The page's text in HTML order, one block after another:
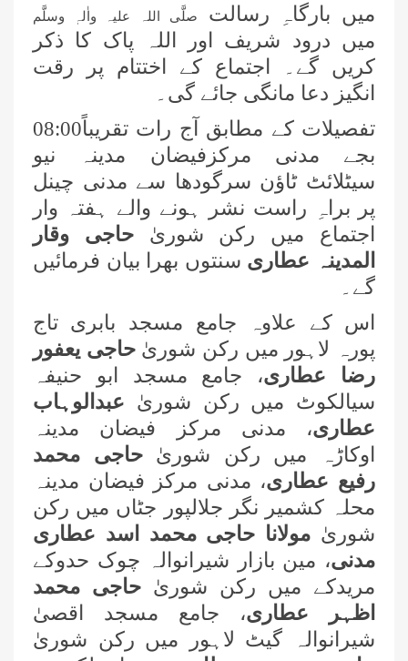
میں بارگاہِ رسالت
صلَّی اللہ علیہ واٰلہٖ وسلَّم
میں درود شریف اور اللہ پاک کا ذکر
کریں گے۔ اجتماع کے اختتام پر رقت
انگیز دعا مانگی جائے گی۔
تفصیلات کے مطابق آج رات تقریباً08:00
بجے مدنی مرکزفیضان مدینہ نیو
سیٹلائٹ ٹاؤن سرگودھا سے مدنی چینل
پر براہِ راست نشر ہونے والے ہفتہ وار
اجتماع میں رکن شوریٰحاجی وقار
المدینہ عطاری سنتوں بھرا بیان فرمائیں
گے۔
اس کے علاوہ جامع مسجد بابری تاج
پورہ لاہور میں رکن شوریٰحاجی یعفور
رضا عطاری، جامع مسجد ابو حنیفہ
سیالکوٹ میں رکن شوریٰ عبدالوہاب
عطاری، مدنی مرکز فیضان مدینہ
اوکاڑہ میں رکن شوریٰحاجی محمد
رفیع عطاری، مدنی مرکز فیضان مدینہ
محلہ کشمیر نگر جلالپور جٹاں میں رکن
شوریٰ مولانا حاجی محمد اسد عطاری
مدنی، مین بازار شیرانوالہ چوک حدوکے
مریدکے میں رکن شوریٰحاجی محمد
اظہر عطاری، جامع مسجد اقصیٰ
شیرانوالہ گیٹ لاہور میں رکن شوریٰ
اسلام آباد میں معروف شخصیات کے
لیے سیکھنے سکھانے کے حلقے کا انعقاد
کراچی میں ایگریکلچر اینڈ لائیو اسٹاک
سے وابستہ عاشقانِ رسول کا سنتوں
بھرا اجتماع
26 جولائی کو نشتر پارک، کراچی میں